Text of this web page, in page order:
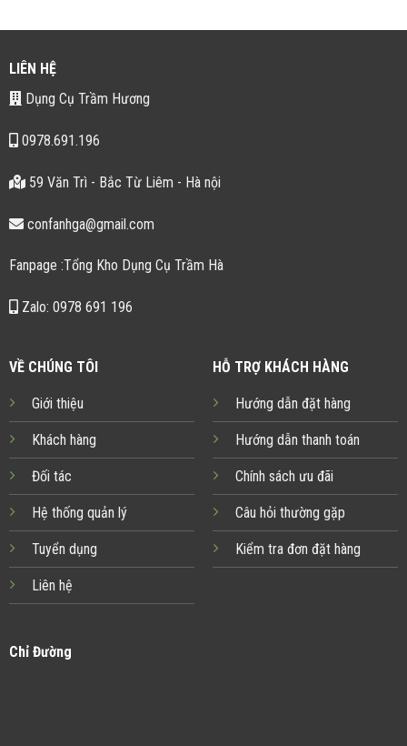
LIÊN HỆ
Dụng Cụ Trầm Hương
0978.691.196
59 Văn Trì - Bắc Từ Liêm - Hà nội
confanhga@gmail.com
Fanpage :Tổng Kho Dụng Cụ Trầm Hà
Zalo: 0978 691 196
VỀ CHÚNG TÔI
Giới thiệu
Khách hàng
Đối tác
Hệ thống quản lý
Tuyển dụng
Liên hệ
HỖ TRỢ KHÁCH HÀNG
Hướng dẫn đặt hàng
Hướng dẫn thanh toán
Chính sách ưu đãi
Câu hỏi thường gặp
Kiểm tra đơn đặt hàng
Chỉ Đường